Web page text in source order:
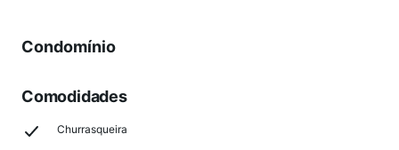
Condomínio
Comodidades
Churrasqueira